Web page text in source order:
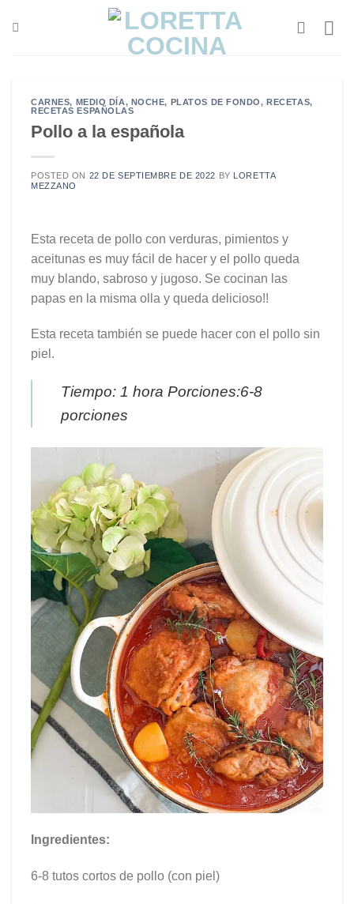
CARNES, MEDIO DÍA, NOCHE, PLATOS DE FONDO,RECETAS,
RECETAS ESPAÑOLAS
Pollo a la española
POSTED ON 22 DE SEPTIEMBRE DE 2022 BY LORETTA
MEZZANO
Esta receta de pollo con verduras, pimientos y
aceitunas es muy fácil de hacer y el pollo queda
muy blando, sabroso y jugoso. Se cocinan las
papas en la misma olla y queda delicioso!!
Esta receta también se puede hacer con el pollo sin
piel.
Tiempo: 1 hora Porciones:6-8
porciones
Ingredientes:
6-8 tutos cortos de pollo (con piel)